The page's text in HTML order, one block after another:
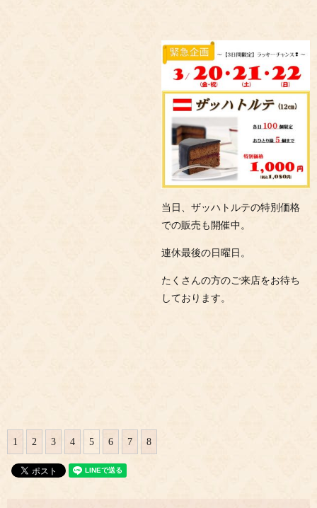
当日、ザッハトルテの特別価格
での販売も開催中。
連休最後の日曜日。
たくさんの方のご来店をお待ち
しております。
1 2 3 4 5 6 7 8